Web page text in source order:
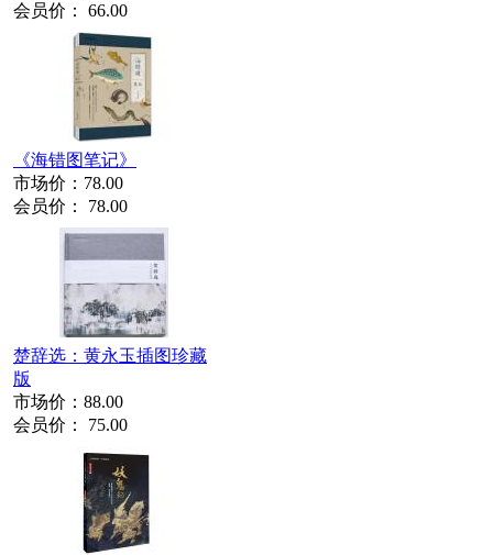
会员价： 66.00
《海错图笔记》
市场价： 78.00
会员价： 78.00
楚辞选：黄永玉插图珍藏
版
市场价： 88.00
会员价： 75.00